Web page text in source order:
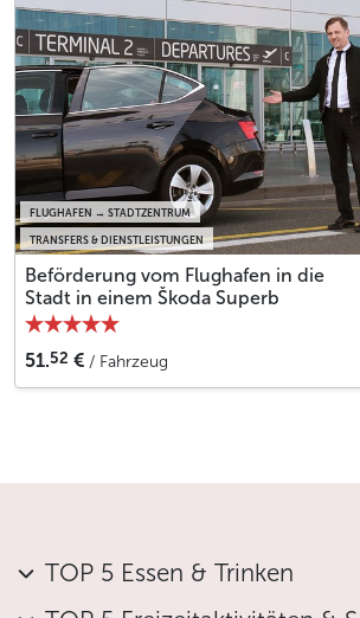
TRANSFERS & DIENSTLEISTUNGEN
FLUGHAFEN → STADTZENTRUM
Beförderung vom Flughafen in die
Stadt in einem Škoda Superb
51.52 € / Fahrzeug
TOP 5 Essen & Trinken